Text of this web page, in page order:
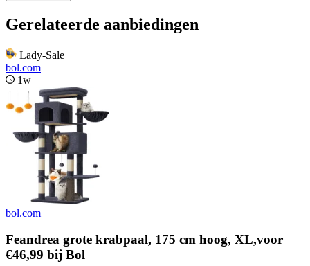
Gerelateerde aanbiedingen
Lady-Sale
bol.com
1w
bol.com
Feandrea grote krabpaal, 175 cm hoog, XL,voor
€46,99 bij Bol